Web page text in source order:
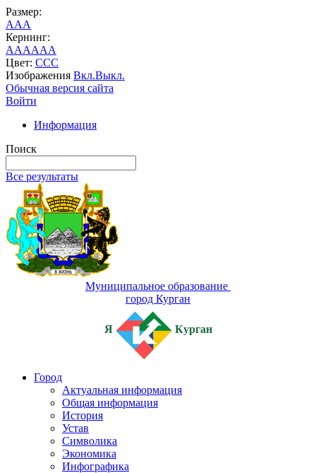
Размер:
AAA
Кернинг:
AAAAAA
Цвет: CCC
Изображения Вкл.Выкл.
Обычная версия сайта
Войти
Информация
Поиск
Все результаты
Муниципальное образование
город Курган
Я Курган
Город
Актуальная информация
Общая информация
История
Устав
Символика
Экономика
Инфографика